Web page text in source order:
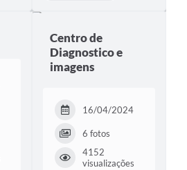
Centro de
Diagnostico e
imagens
16/04/2024
6 fotos
4152
visualizações